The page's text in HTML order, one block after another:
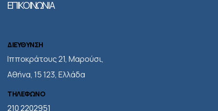
ΕΠΙΚΟΙΝΩΝΙΑ
ΔΙΕΥΘΥΝΣΗ
Iπποκράτους 21, Μαρούσι,
Αθήνα, 15 123, Ελλάδα
ΤΗΛΕΦΩΝΟ
210 2202951